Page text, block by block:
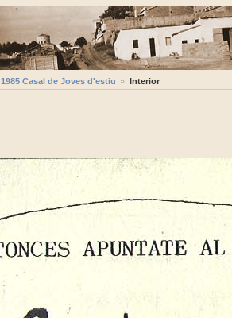
1985 Casal de Joves d'estiu Interior